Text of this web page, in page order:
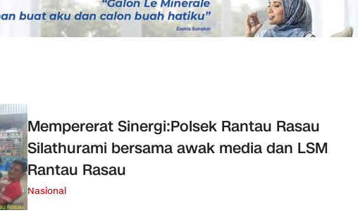
Mempererat Sinergi:Polsek Rantau Rasau
Silathurami bersama awak media dan LSM
Rantau Rasau
Nasional